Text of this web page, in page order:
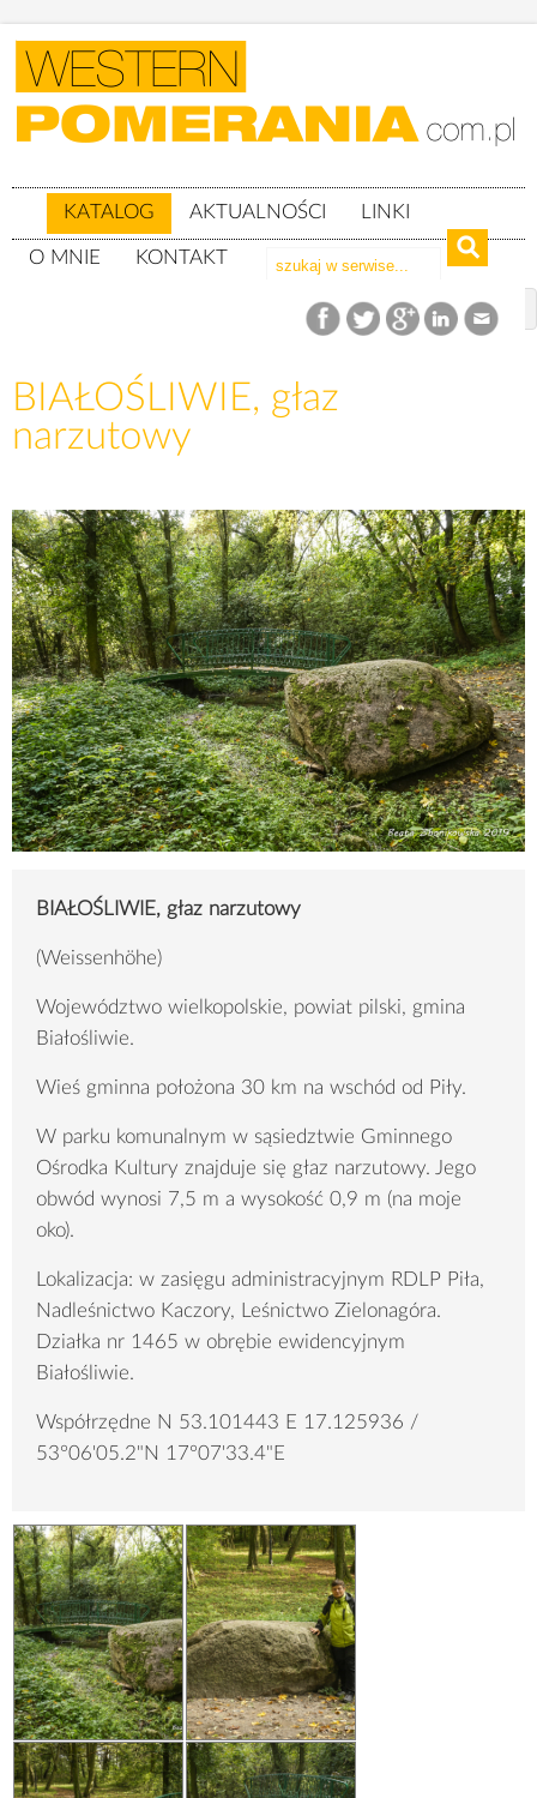
KATALOG AKTUALNOŚCI LINKI
O MNIE KONTAKT
woj. wielkopolskie
BIAŁOŚLIWIE, głaz
narzutowy
BIAŁOŚLIWIE, głaz narzutowy
(Weissenhöhe)
Województwo wielkopolskie, powiat pilski, gmina
Białośliwie.
Wieś gminna położona 30 km na wschód od Piły.
W parku komunalnym w sąsiedztwie Gminnego
Ośrodka Kultury znajduje się głaz narzutowy. Jego
obwód wynosi 7,5 m a wysokość 0,9 m (na moje
oko).
Lokalizacja: w zasięgu administracyjnym RDLP Piła,
Nadleśnictwo Kaczory, Leśnictwo Zielonagóra.
Działka nr 1465 w obrębie ewidencyjnym
Białośliwie.
Współrzędne N 53.101443 E 17.125936 /
53°06'05.2"N 17°07'33.4"E